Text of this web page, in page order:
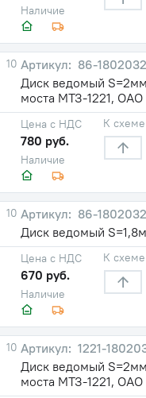
Наличие
10
86-
Диск ведомый
моста МТЗ-1221,
Наличие
Цена с НДС
780 руб.
К схеме
10
86-1802032
Диск ведомый
Наличие
Цена с НДС
670 руб.
К схеме
10
1221-
Диск ведомый
моста МТЗ-1221,